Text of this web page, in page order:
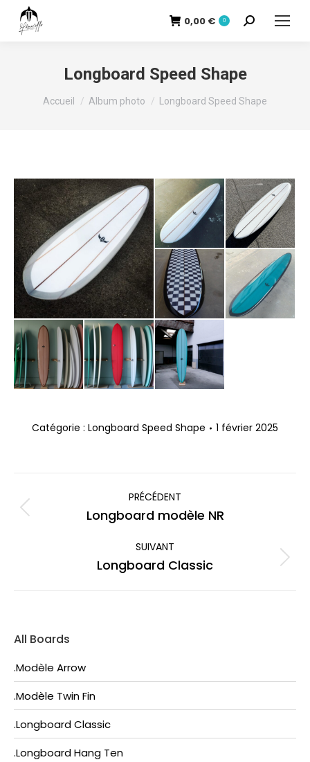
0,00 € 0
Recherche
Longboard Speed Shape
Accueil Album photo Longboard Speed Shape
Catégorie : Longboard Speed Shape 1 février 2025
album
PRÉCÉDENT
Album
:
Longboard modèle NR
SUIVANT
Album
Longboard Classic
All Boards
.Modèle Arrow
.Modèle Twin Fin
.Longboard Classic
.Longboard Hang Ten